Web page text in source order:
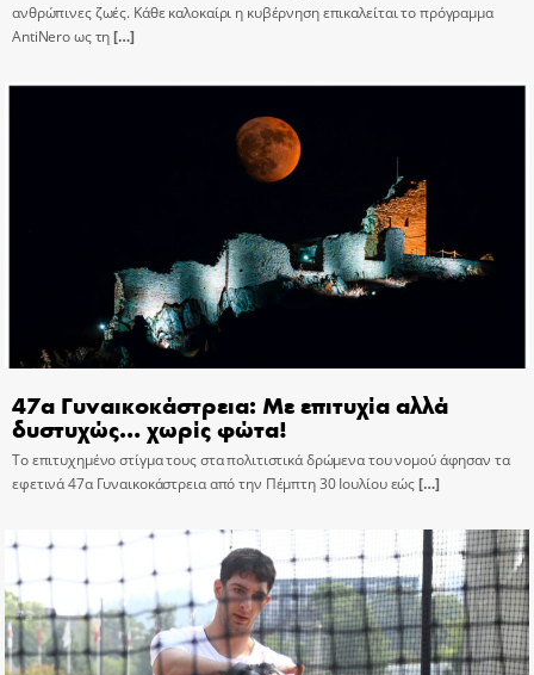
ανθρώπινες ζωές. Κάθε καλοκαίρι η κυβέρνηση επικαλείται το πρόγραμμα
AntiNero ως τη[…]
47α Γυναικοκάστρεια: Με επιτυχία αλλά
δυστυχώς… χωρίς φώτα!
Το επιτυχημένο στίγμα τους στα πολιτιστικά δρώμενα του νομού άφησαν τα
εφετινά 47α Γυναικοκάστρεια από την Πέμπτη 30 Ιουλίου εώς[…]